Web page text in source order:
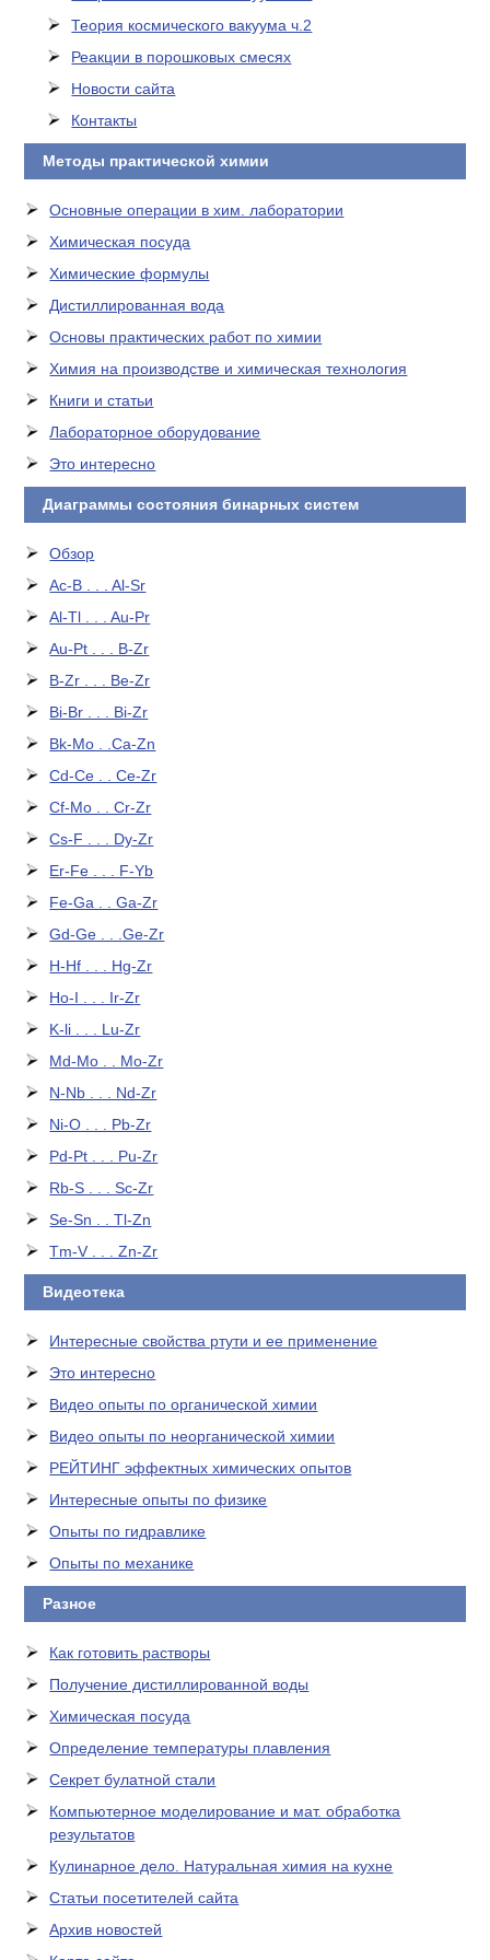
Теория космического вакуума ч.2
Реакции в порошковых смесях
Новости сайта
Контакты
Методы практической химии
Основные операции в хим. лаборатории
Химическая посуда
Химические формулы
Дистиллированная вода
Основы практических работ по химии
Химия на производстве и химическая технология
Книги и статьи
Лабораторное оборудование
Это интересно
Диаграммы состояния бинарных систем
Обзор
Ac-B . . . Al-Sr
Al-Tl . . . Au-Pr
Au-Pt . . . B-Zr
B-Zr . . . Be-Zr
Bi-Br . . . Bi-Zr
Bk-Mo . .Ca-Zn
Cd-Ce . . Ce-Zr
Cf-Mo . . Cr-Zr
Cs-F . . . Dy-Zr
Er-Fe . . . F-Yb
Fe-Ga . . Ga-Zr
Gd-Ge . . .Ge-Zr
H-Hf . . . Hg-Zr
Ho-I . . . Ir-Zr
K-li . . . Lu-Zr
Md-Mo . . Mo-Zr
N-Nb . . . Nd-Zr
Ni-O . . . Pb-Zr
Pd-Pt . . . Pu-Zr
Rb-S . . . Sc-Zr
Se-Sn . . Tl-Zn
Tm-V . . . Zn-Zr
Видеотека
Интересные свойства ртути и ее применение
Это интересно
Видео опыты по органической химии
Видео опыты по неорганической химии
РЕЙТИНГ эффектных химических опытов
Интересные опыты по физике
Опыты по гидравлике
Опыты по механике
Разное
Как готовить растворы
Получение дистиллированной воды
Химическая посуда
Определение температуры плавления
Секрет булатной стали
Компьютерное моделирование и мат. обработка
результатов
Кулинарное дело. Натуральная химия на кухне
Статьи посетителей сайта
Архив новостей